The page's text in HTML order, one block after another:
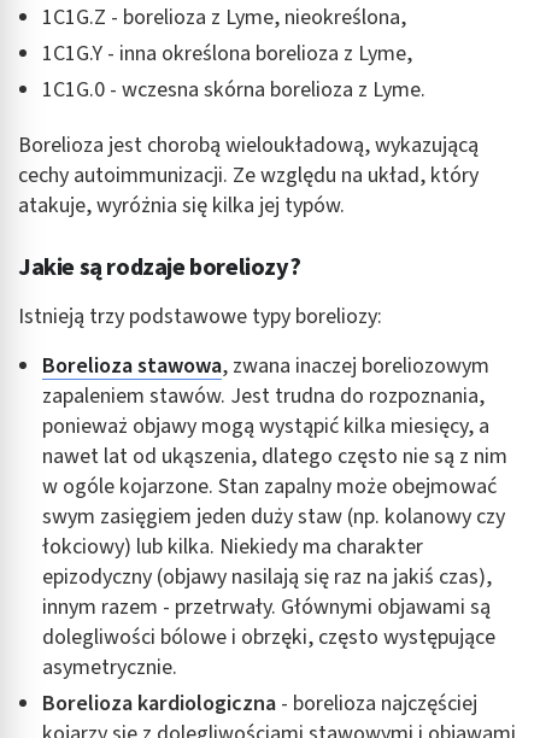
1C1G.Z - borelioza z Lyme, nieokreślona,
1C1G.Y - inna określona borelioza z Lyme,
1C1G.0 - wczesna skórna borelioza z Lyme.
Borelioza jest chorobą wieloukładową, wykazującą
cechy autoimmunizacji. Ze względu na układ, który
atakuje, wyróżnia się kilka jej typów.
Jakie są rodzaje boreliozy?
Istnieją trzy podstawowe typy boreliozy:
Borelioza stawowa, zwana inaczej boreliozowym
zapaleniem stawów. Jest trudna do rozpoznania,
ponieważ objawy mogą wystąpić kilka miesięcy, a
nawet lat od ukąszenia, dlatego często nie są z nim
w ogóle kojarzone. Stan zapalny może obejmować
swym zasięgiem jeden duży staw (np. kolanowy czy
łokciowy) lub kilka. Niekiedy ma charakter
epizodyczny (objawy nasilają się raz na jakiś czas),
innym razem - przetrwały. Głównymi objawami są
dolegliwości bólowe i obrzęki, często występujące
asymetrycznie.
Borelioza kardiologiczna - borelioza najczęściej